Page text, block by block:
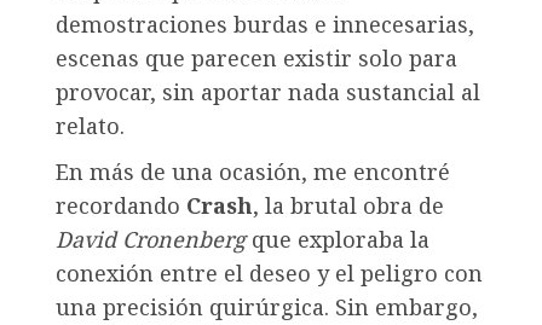
demostraciones burdas e innecesarias,
escenas que parecen existir solo para
provocar, sin aportar nada sustancial al
relato.
En más de una ocasión, me encontré
recordando Crash, la brutal obra de
David Cronenbergque exploraba la
conexión entre el deseo y el peligro con
una precisión quirúrgica. Sin embargo,